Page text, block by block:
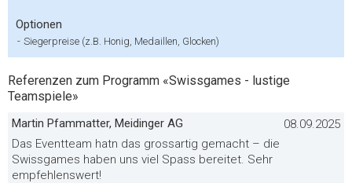
Optionen
- Siegerpreise (z.B. Honig, Medaillen, Glocken)
Referenzen zum Programm «Swissgames - lustige
Teamspiele»
Martin Pfammatter, Meidinger AG
08.09.2025
Das Eventteam hatn das grossartig gemacht – die
Swissgames haben uns viel Spass bereitet. Sehr
empfehlenswert!